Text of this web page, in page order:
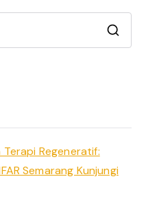
Regeneratif:
Semarang Kunjungi